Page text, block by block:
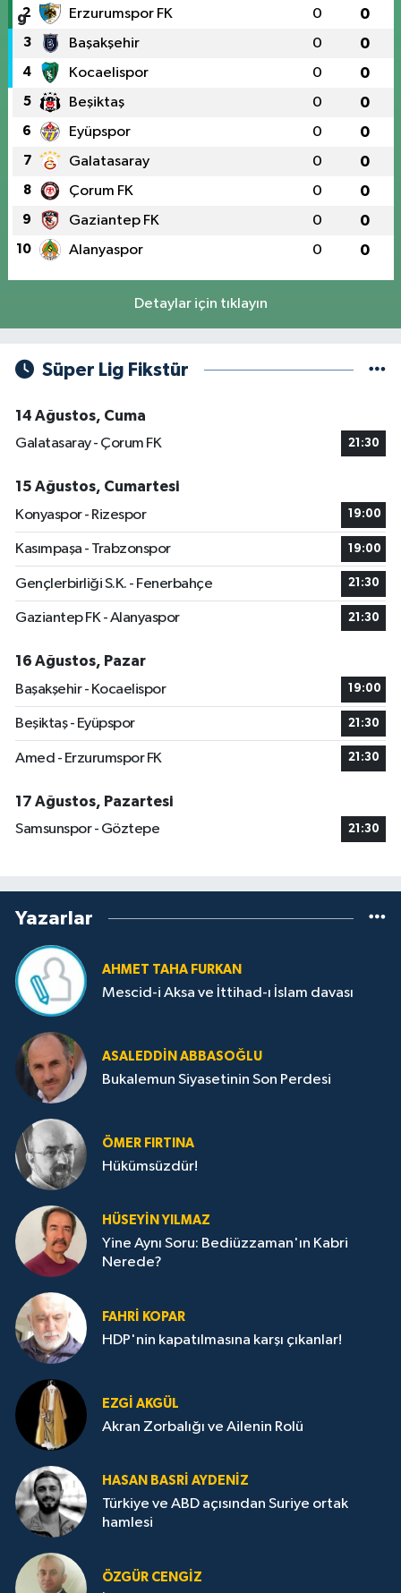
2 Erzurumspor FK 0 0
3 Başakşehir 0 0
4 Kocaelispor 0 0
5 Beşiktaş 0 0
6 Eyüpspor 0 0
7 Galatasaray 0 0
8 Çorum FK 0 0
9 Gaziantep FK 0 0
10 Alanyaspor 0 0
Detaylar için tıklayın
Süper Lig Fikstür
14 Ağustos, Cuma
Galatasaray - Çorum FK
21:30
15 Ağustos, Cumartesi
Konyaspor - Rizespor
19:00
Kasımpaşa - Trabzonspor 19:00
Gençlerbirliği S.K. - Fenerbahçe 21:30
Gaziantep FK - Alanyaspor 21:30
16 Ağustos, Pazar
Başakşehir - Kocaelispor
19:00
Beşiktaş - Eyüpspor 21:30
Amed - Erzurumspor FK 21:30
17 Ağustos, Pazartesi
Samsunspor - Göztepe
21:30
Yazarlar
AHMET TAHA FURKAN
Mescid-i Aksa ve İttihad-ı İslam davası
ASALEDDIN ABBASOĞLU
Bukalemun Siyasetinin Son Perdesi
ÖMER FIRTINA
Hükümsüzdür!
HÜSEYIN YILMAZ
Yine Aynı Soru: Bediüzzaman'ın Kabri
Nerede?
FAHRI KOPAR
HDP'nin kapatılmasına karşı çıkanlar!
EZGI AKGÜL
Akran Zorbalığı ve Ailenin Rolü
HASAN BASRI AYDENIZ
Türkiye ve ABD açısından Suriye ortak
hamlesi
ÖZGÜR CENGIZ